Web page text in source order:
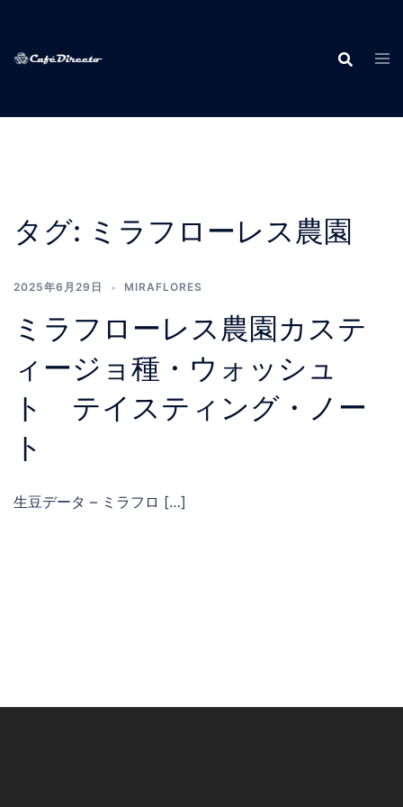
content
タグ: ミラフローレス農園
2025年6月29日 MIRAFLORES
ミラフローレス農園カステ
ィージョ種・ウォッシュ
ト テイスティング・ノー
ト
生豆データ – ミラフロ […]